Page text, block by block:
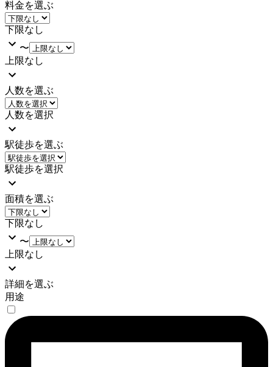
料金を選ぶ
下限なし
〜
上限なし
人数を選ぶ
人数を選択
駅徒歩を選ぶ
駅徒歩を選択
面積を選ぶ
下限なし
〜
上限なし
詳細を選ぶ
用途